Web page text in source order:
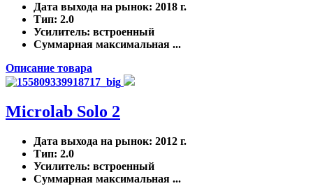
Дата выхода на рынок: 2018 г.
Тип: 2.0
Усилитель: встроенный
Суммарная максимальная ...
Описание товара
Microlab Solo 2
Дата выхода на рынок: 2012 г.
Тип: 2.0
Усилитель: встроенный
Суммарная максимальная ...